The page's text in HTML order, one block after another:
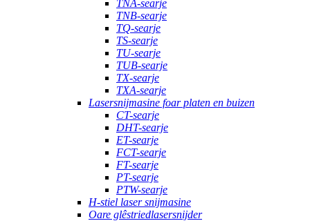
TNA-searje
TNB-searje
TQ-searje
TS-searje
TU-searje
TUB-searje
TX-searje
TXA-searje
Lasersnijmasine foar platen en buizen
CT-searje
DHT-searje
ET-searje
FCT-searje
FT-searje
PT-searje
PTW-searje
H-stiel laser snijmasine
Oare glêstriedlasersnijder